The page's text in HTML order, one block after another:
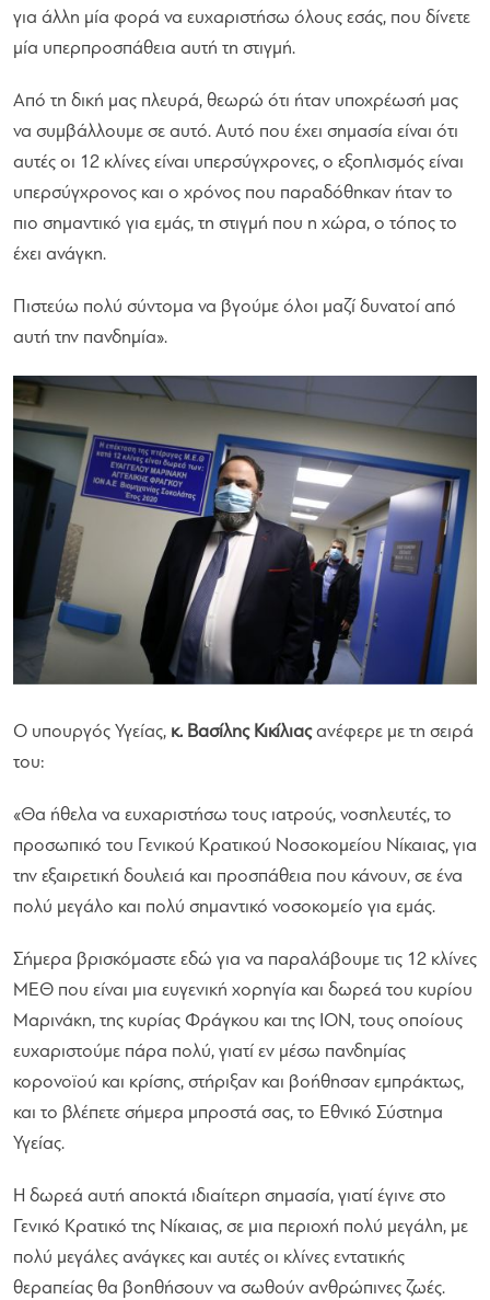
για άλλη μία φορά να ευχαριστήσω όλους εσάς, που δίνετε
μία υπερπροσπάθεια αυτή τη στιγμή.
Από τη δική μας πλευρά, θεωρώ ότι ήταν υποχρέωσή μας
να συμβάλλουμε σε αυτό. Αυτό που έχει σημασία είναι ότι
αυτές οι 12 κλίνες είναι υπερσύγχρονες, ο εξοπλισμός είναι
υπερσύγχρονος και ο χρόνος που παραδόθηκαν ήταν το
πιο σημαντικό για εμάς, τη στιγμή που η χώρα, ο τόπος το
έχει ανάγκη.
Πιστεύω πολύ σύντομα να βγούμε όλοι μαζί δυνατοί από
αυτή την πανδημία».
Ο υπουργός Υγείας, κ. Βασίλης Κικίλιαςανέφερε με τη σειρά
του:
«Θα ήθελα να ευχαριστήσω τους ιατρούς, νοσηλευτές, το
προσωπικό του Γενικού Κρατικού Νοσοκομείου Νίκαιας, για
την εξαιρετική δουλειά και προσπάθεια που κάνουν, σε ένα
πολύ μεγάλο και πολύ σημαντικό νοσοκομείο για εμάς.
Σήμερα βρισκόμαστε εδώ για να παραλάβουμε τις 12 κλίνες
ΜΕΘ που είναι μια ευγενική χορηγία και δωρεά του κυρίου
Μαρινάκη, της κυρίας Φράγκου και της ΙΟΝ, τους οποίους
ευχαριστούμε πάρα πολύ, γιατί εν μέσω πανδημίας
κορονοϊού και κρίσης, στήριξαν και βοήθησαν εμπράκτως,
και το βλέπετε σήμερα μπροστά σας, το Εθνικό Σύστημα
Υγείας.
Η δωρεά αυτή αποκτά ιδιαίτερη σημασία, γιατί έγινε στο
Γενικό Κρατικό της Νίκαιας, σε μια περιοχή πολύ μεγάλη, με
πολύ μεγάλες ανάγκες και αυτές οι κλίνες εντατικής
θεραπείας θα βοηθήσουν να σωθούν ανθρώπινες ζωές.